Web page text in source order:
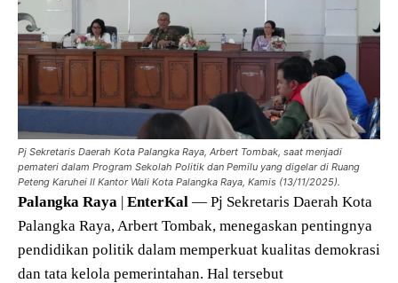
Pj Sekretaris Daerah Kota Palangka Raya, Arbert Tombak, saat menjadi
pemateri dalam Program Sekolah Politik dan Pemilu yang digelar di Ruang
Peteng Karuhei II Kantor Wali Kota Palangka Raya, Kamis (13/11/2025).
Palangka Raya | EnterKal — Pj Sekretaris Daerah Kota
Palangka Raya, Arbert Tombak, menegaskan pentingnya
pendidikan politik dalam memperkuat kualitas demokrasi
dan tata kelola pemerintahan. Hal tersebut